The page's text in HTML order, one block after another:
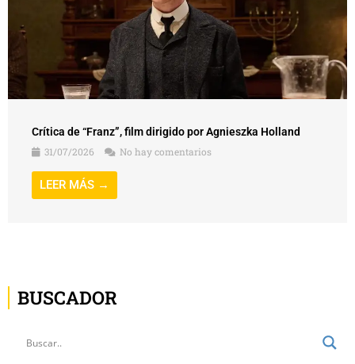
Crítica de “Franz”, film dirigido por Agnieszka Holland
31/07/2026
No hay comentarios
LEER MÁS →
BUSCADOR